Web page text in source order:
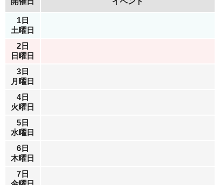
1日
土曜日
2日
日曜日
3日
月曜日
4日
火曜日
5日
水曜日
6日
木曜日
7日